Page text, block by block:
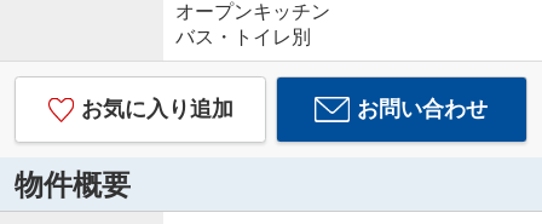
オープンキッチン
バス・トイレ別
お気に入り追加 お問い合わせ
物件概要